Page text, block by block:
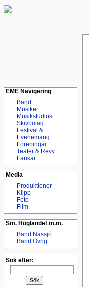
EME Navigering
Band
Musiker
Musikstudios
Skivbolag
Festival &
Evenemang
Föreningar
Teater & Revy
Länkar
Media
Produktioner
Klipp
Foto
Film
Sm. Höglandet m.m.
Band Nässjö
Band Övrigt
Sök efter: